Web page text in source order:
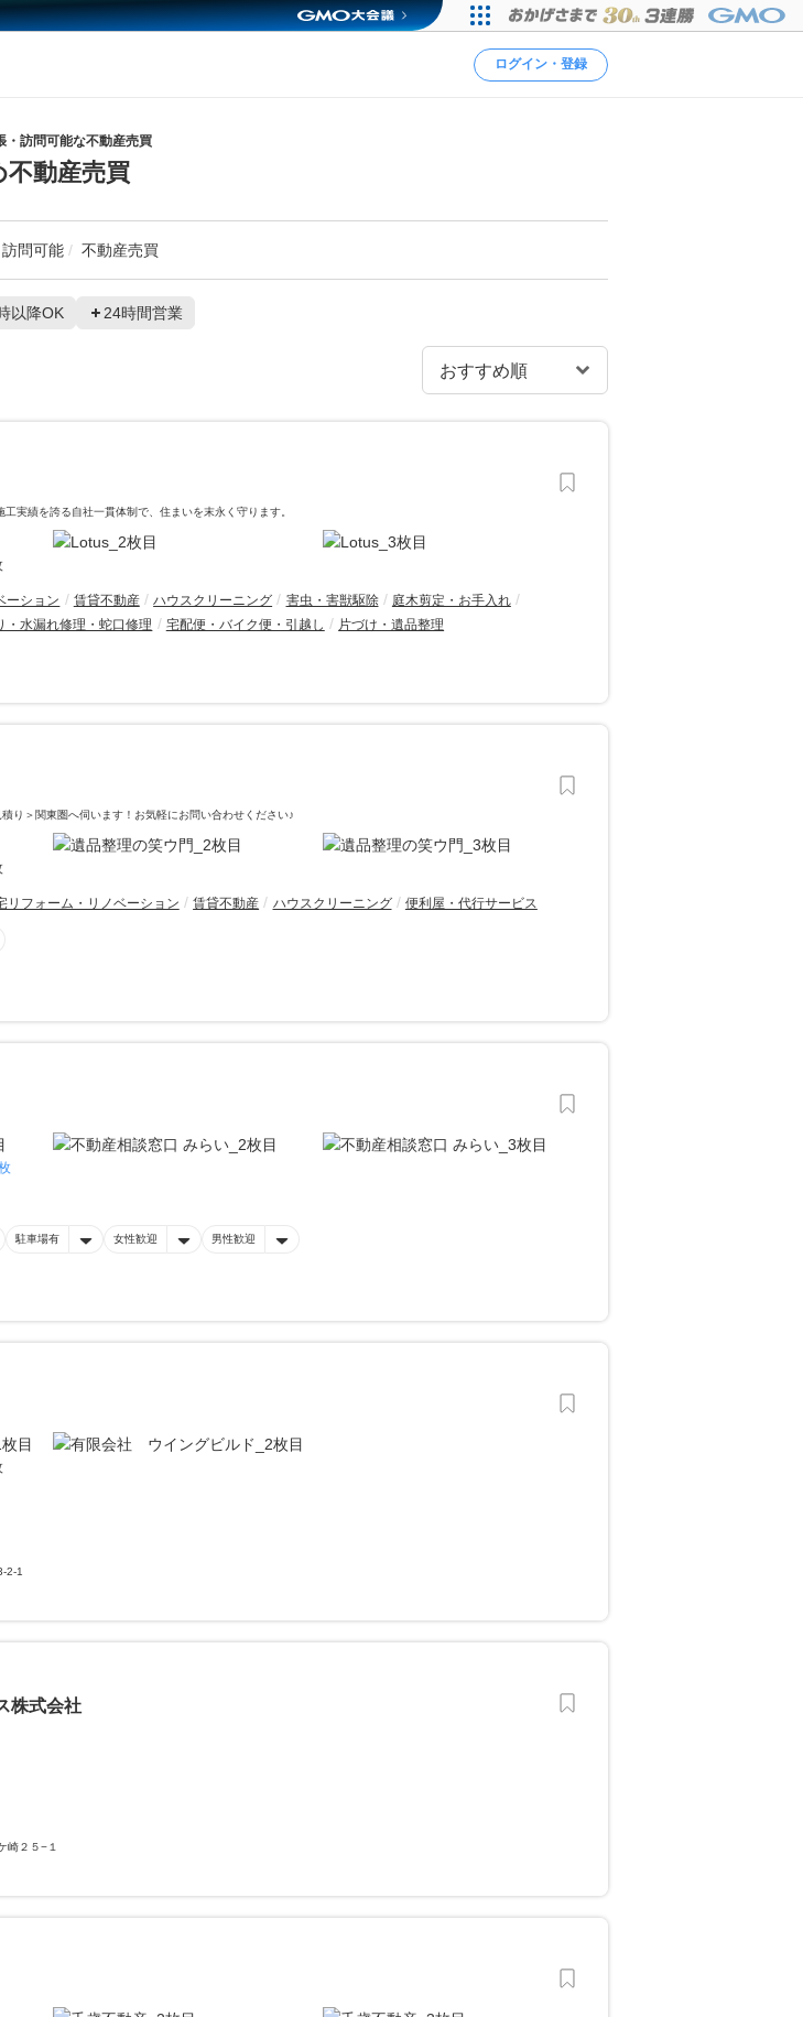
ログイン・登録
・訪問可能な不動産売買
不動産売買
問可能 不動産売買
以降OK 24時間営業
実績を誇る自社一貫体制で、住まいを末永く守ります。
ーション 賃貸不動産 ハウスクリーニング 害虫・害獣駆除
庭木剪定・お手入れ
・水漏れ修理・蛇口修理 宅配便・バイク便・引越し 片づけ・遺品整理
り＞関東圏へ伺います！お気軽にお問い合わせください♪
リフォーム・リノベーション 賃貸不動産 ハウスクリーニング 便利屋・代行サービス
駐車場有 女性歓迎 男性歓迎
2-1
株式会社
崎２５−１